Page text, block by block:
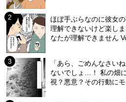
ほぼ手ぶらなのに彼女
理解できないけど楽し
なたが理解できません
「あら、ごめんなさい
ないでしょ…！ 私の畑
視？悪意？その行動に